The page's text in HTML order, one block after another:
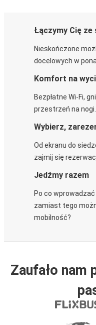
Łączymy Cię ze
Nieskończone
docelowych w
Komfort na
Bezpłatne Wi-Fi,
przestrzeń na
Wybierz,
Od ekranu do
zajmij się
Jedźmy razem
Po co
zamiast tego
mobilność?
Zaufało nam